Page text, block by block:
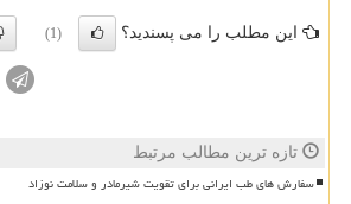
این مطلب را می پسندید؟ (1)
تازه ترین مطالب مرتبط
سفارش های طب ایرانی برای تقویت شیرمادر و سلامت نوزاد